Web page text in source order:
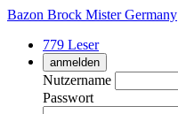
Bazon Brock Mister Germany
779 Leser
anmelden
Nutzername
Passwort